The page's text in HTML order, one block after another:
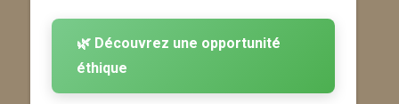
🌿 Découvrez une opportunité
éthique